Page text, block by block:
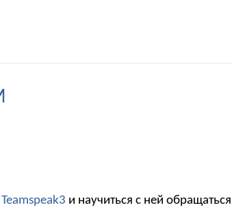
Teamspeak3 и научиться с ней обращаться